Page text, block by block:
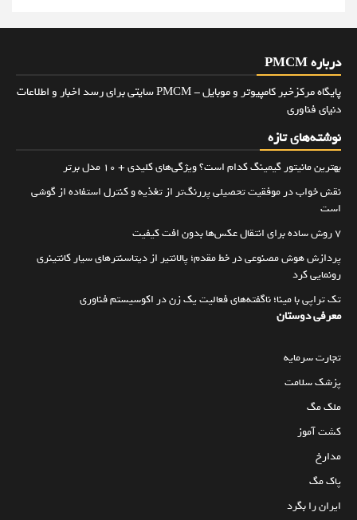
درباره PMCM
پایگاه مرکزخبر کامپیوتر و موبایل - PMCM سایتی برای رسد اخبار و اطلاعات
دنیای فناوری
نوشته‌های تازه
بهترین مانیتور گیمینگ کدام است؟ ویژگی‌های کلیدی + 10 مدل برتر
نقش خواب در موفقیت تحصیلی پررنگ‌تر از تغذیه و کنترل استفاده از گوشی
است
۷ روش ساده برای انتقال عکس‌ها بدون افت کیفیت
پردازش هوش مصنوعی در خط مقدم؛ پالانتیر از دیتاسنترهای سیار کانتینری
رونمایی کرد
تک تراپی با مینا؛ ناگفته‌های فعالیت یک زن در اکوسیستم فناوری
معرفی دوستان
تجارت سرمایه
پزشک سلامت
ملک مگ
کشت آموز
مدارخ
پاک مگ
ایران را بگرد